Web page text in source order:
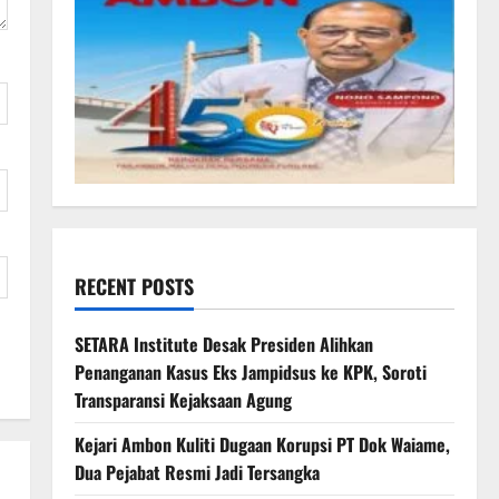
RECENT POSTS
SETARA Institute Desak Presiden Alihkan
Penanganan Kasus Eks Jampidsus ke KPK, Soroti
Transparansi Kejaksaan Agung
Kejari Ambon Kuliti Dugaan Korupsi PT Dok Waiame,
Dua Pejabat Resmi Jadi Tersangka